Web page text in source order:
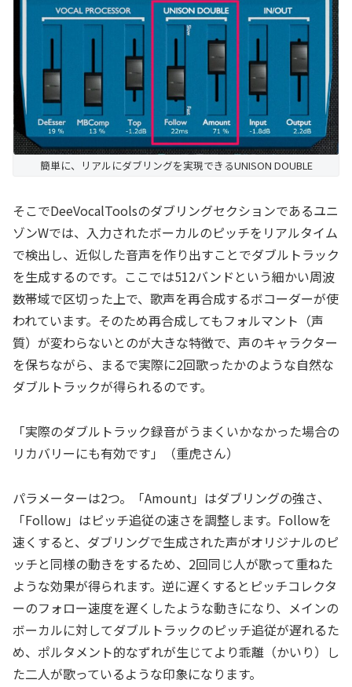
簡単に、リアルにダブリングを実現できるUNISON DOUBLE
そこでDeeVocalToolsのダブリングセクションであるユニ
ゾンWでは、入力されたボーカルのピッチをリアルタイム
で検出し、近似した音声を作り出すことでダブルトラック
を生成するのです。ここでは512バンドという細かい周波
数帯域で区切った上で、歌声を再合成するボコーダーが使
われています。そのため再合成してもフォルマント（声
質）が変わらないとのが大きな特徴で、声のキャラクター
を保ちながら、まるで実際に2回歌ったかのような自然な
ダブルトラックが得られるのです。
「実際のダブルトラック録音がうまくいかなかった場合の
リカバリーにも有効です」（重虎さん）
パラメーターは2つ。「Amount」はダブリングの強さ、
「Follow」はピッチ追従の速さを調整します。Followを
速くすると、ダブリングで生成された声がオリジナルのピ
ッチと同様の動きをするため、2回同じ人が歌って重ねた
ような効果が得られます。逆に遅くするとピッチコレクタ
ーのフォロー速度を遅くしたような動きになり、メインの
ボーカルに対してダブルトラックのピッチ追従が遅れるた
め、ポルタメント的なずれが生じてより乖離（かいり）し
た二人が歌っているような印象になります。